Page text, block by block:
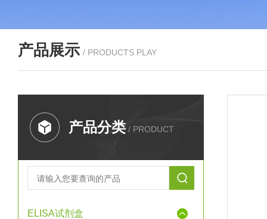
产品展示 / PRODUCTS PLAY
产品分类 / PRODUCT
ELISA试剂盒